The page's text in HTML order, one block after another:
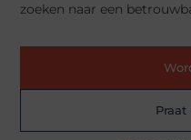
zoeken naar een